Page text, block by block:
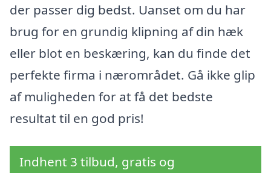
der passer dig bedst. Uanset om du har
brug for en grundig klipning af din hæk
eller blot en beskæring, kan du finde det
perfekte firma i nærområdet. Gå ikke glip
af muligheden for at få det bedste
resultat til en god pris!
Indhent 3 tilbud, gratis og